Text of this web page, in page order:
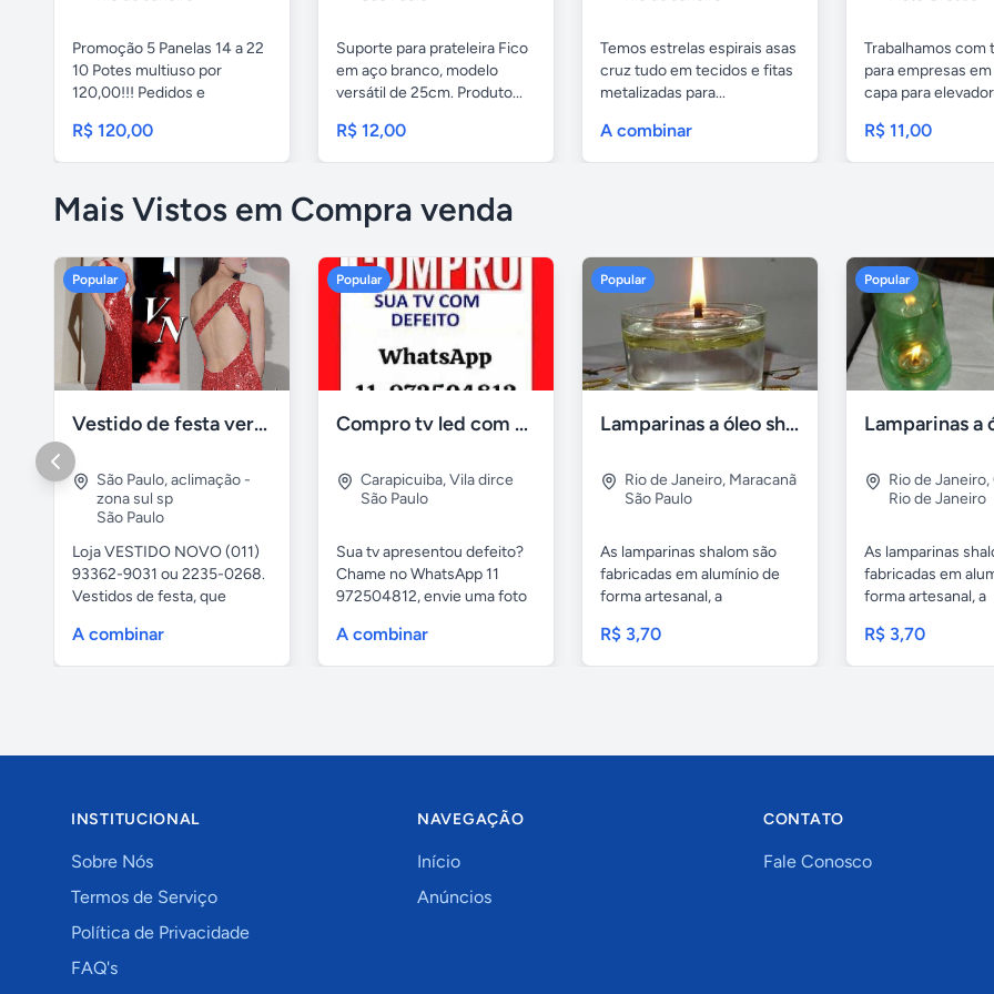
Promoção 5 Panelas 14 a 22
10 Potes multiuso por
120,00!!! Pedidos e
R$ 120,00
Suporte para prateleira Fico
em aço branco, modelo
versátil de 25cm. Produto...
R$ 12,00
Temos estrelas espirais asas
cruz tudo em tecidos e fitas
metalizadas para...
A combinar
Trabalhamos com
para empresas
capa para
R$ 11,00
Mais Vistos em Compra venda
Popular
Vestido de festa vermelho com brilho e pedraria
São Paulo,aclimação -
zona sul sp
São Paulo
Loja VESTIDO NOVO (011)
93362-9031 ou 2235-0268.
Vestidos de festa, que
A combinar
Popular
Compro tv led com defeito
Carapicuiba,Vila dirce
São Paulo
Sua tv apresentou defeito?
Chame no WhatsApp 11
972504812, envie uma foto
A combinar
Popular
Lamparinas a óleo shalom
Rio de Janeiro, Maracanã
São Paulo
As lamparinas shalom são
fabricadas em alumínio de
forma artesanal, a
R$ 3,70
Popular
Rio de Janeiro,
Rio de Janeiro
As lamparinas
fabricadas em
forma artesanal, a
R$ 3,70
INSTITUCIONAL
Sobre Nós
Termos de Serviço
Política de Privacidade
FAQ's
NAVEGAÇÃO
Início
Anúncios
CONTATO
Fale Conosco